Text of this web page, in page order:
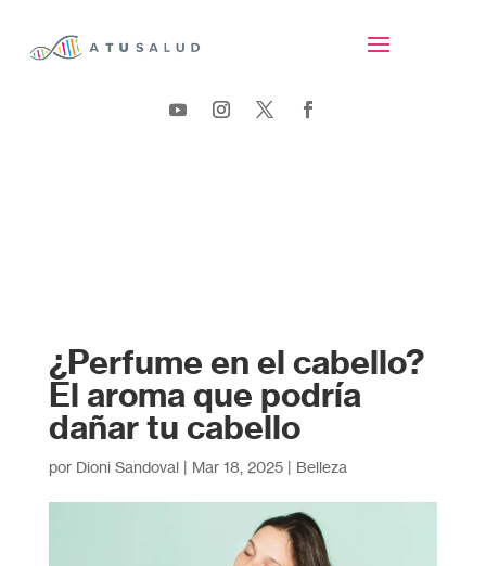
¿Perfume en el cabello?
El aroma que podría
dañar tu cabello
por Dioni Sandoval| Mar 18, 2025| Belleza